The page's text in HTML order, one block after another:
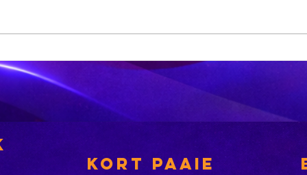
MIDDAG SPORT:
Die
Springbokke
onthul ‘n
spesiale toer-
neemKORT PAAIE